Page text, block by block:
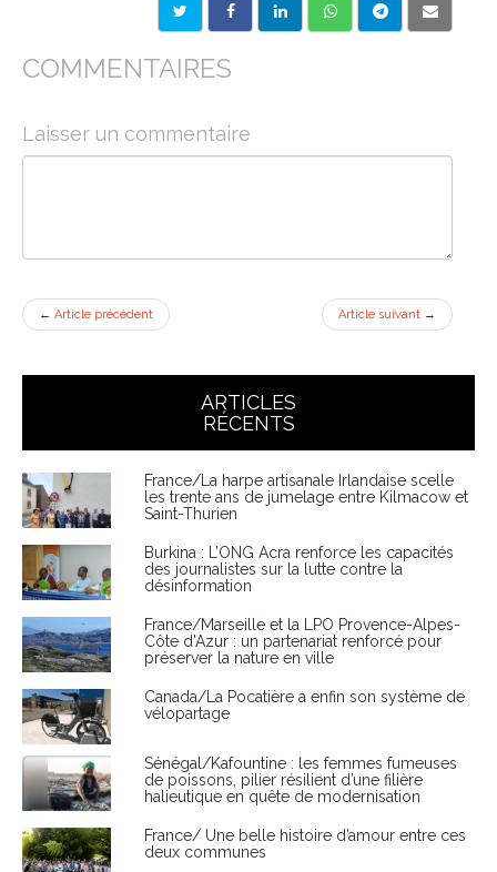
COMMENTAIRES
Laisser un commentaire
← Article précédent Article suivant →
ARTICLES
RÉCENTS
France/La harpe artisanale Irlandaise scelle
les trente ans de jumelage entre Kilmacow et
Saint-Thurien
Burkina : L’ONG Acra renforce les capacités
des journalistes sur la lutte contre la
désinformation
France/Marseille et la LPO Provence-Alpes-
Côte d'Azur : un partenariat renforcé pour
préserver la nature en ville
Canada/La Pocatière a enfin son système de
vélopartage
Sénégal/Kafountine : les femmes fumeuses
de poissons, pilier résilient d’une filière
halieutique en quête de modernisation
France/ Une belle histoire d’amour entre ces
deux communes